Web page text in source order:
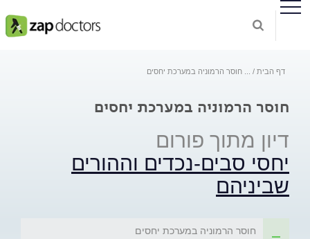
דף הבית חוסר הרמוניה במערכת יחסים
חוסר הרמוניה במערכת יחסים
דיון מתוך פורום
יחסי סבים-נכדים וההורים
שביניהם
חוסר הרמוניה במערכת יחסים